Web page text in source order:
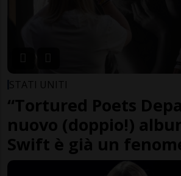
STATI UNITI
“Tortured Poets
nuovo (doppio!)
Swift è già un